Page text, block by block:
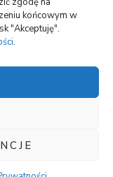
końcowym w
"Akceptuję".
.